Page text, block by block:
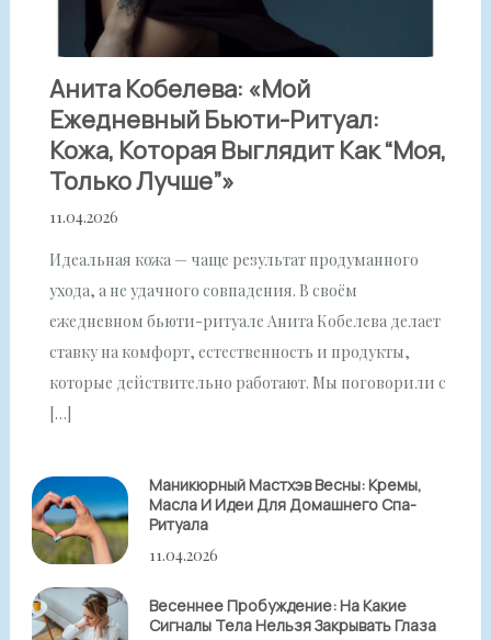
Анита Кобелева: «Мой
Ежедневный Бьюти-Ритуал:
Кожа, Которая Выглядит Как “моя,
Только Лучше”»
11.04.2026
Идеальная кожа — чаще результат продуманного
ухода, а не удачного совпадения. В своём
ежедневном бьюти-ритуале Анита Кобелева делает
ставку на комфорт, естественность и продукты,
которые действительно работают. Мы поговорили с
[…]
Маникюрный Мастхэв Весны: Кремы,
Масла И Идеи Для Домашнего Спа-
Ритуала
11.04.2026
Весеннее Пробуждение: На Какие
Сигналы Тела Нельзя Закрывать Глаза